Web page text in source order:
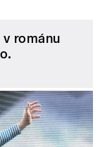
románu